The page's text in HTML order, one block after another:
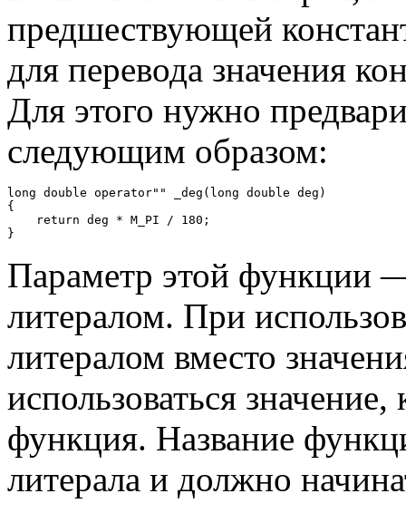
предшествующей
для перевода значения
Для этого нужно
следующим образом:
long double operator"" _deg(long double deg)
{
    return deg * M_PI / 180;
Параметр этой функции
литералом. При
литералом вместо
использоваться
функция. Название
литерала и должно